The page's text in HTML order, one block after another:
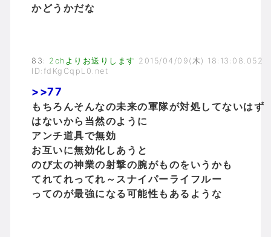
かどうかだな
83 : 2chよりお送りします 2015/04/09(木) 18:13:08.052
ID:fdKgCqpL0.net
>>77
もちろんそんなの未来の軍隊が対処してないはず
はないから当然のように
アンチ道具で無効
お互いに無効化しあうと
のび太の神業の射撃の腕がものをいうかも
てれてれってれ～スナイパーライフルー
ってのが最強になる可能性もあるような